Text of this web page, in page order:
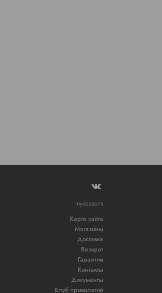
myseasons
Карта сайта
Магазины
Доставка
Возврат
Гарантии
Контакты
Документы
Клуб привилегий